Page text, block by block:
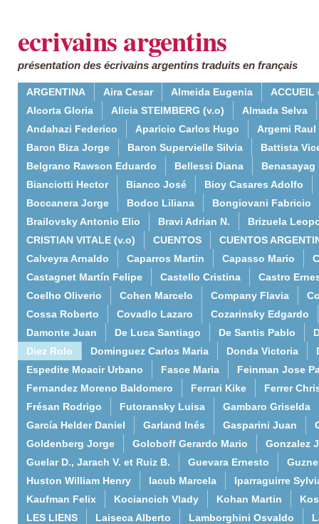
ecrivains argentins
présentation des écrivains argentins traduits en français
ARGENTINA Aira Cesar Almeida Eugenia
ACCUEIL
Alcorta Gloria
Alicia STEIMBERG (v.o)
Almada Selva
Andahazi Federico
Aparicio Carlos Hugo
Argemi Raul
Baron Biza Jorge
Baron Supervielle Silvia
Battista
Belgrano Rawson Eduardo
Bellessi Diana
Benasayag
Bianciotti Hector
Bianco José
Bioy Casares Adolfo
Boccanera Jorge
Bodoc Liliana
Bongiovani Fabricio
Brailovsky Antonio Elio
Bravi Adrian N.
Brizuela
CRISTIAN VITALE (v.o)
CUENTOS
CUENTOS
Calveyra Arnaldo
Caparros Martin Capasso Mario
Castagnet Martín Felipe
Castello Cristina
Castro
Coelho Oliverio
Cohen Marcelo Company Flavia
Cossa Roberto
Covadlo Lazaro
Cozarinsky Edgardo
Damonte Juan
De Luca Santiago De Santis Pablo
Diez Rolo
Dominguez Carlos Maria Donda Victoria
Espedite Moacir Urbano
Fasce Maria
Feinman Jose
Fernandez Moreno Baldomero
Ferrari Kike
Ferrer
Frésan Rodrigo
Futoransky Luisa
Gambaro Griselda
García Helder Daniel
Garland Inés Gasparini Juan
Goldenberg Jorge
Goloboff Gerardo Mario
Gonzalez
Guelar D., Jarach V. et Ruiz B.
Guevara Ernesto
Huston William Henry
Iacub Marcela
Iparraguirre
Kaufman Felix
Kociancich Vlady Kohan Martin
LES LIENS
Laiseca Alberto Lamborghini Osvaldo